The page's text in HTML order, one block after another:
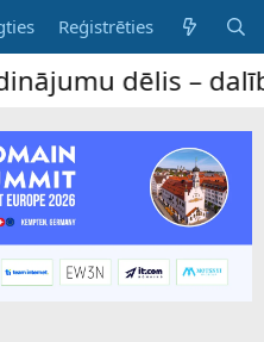
Reģistrēties
– dalība ir bez